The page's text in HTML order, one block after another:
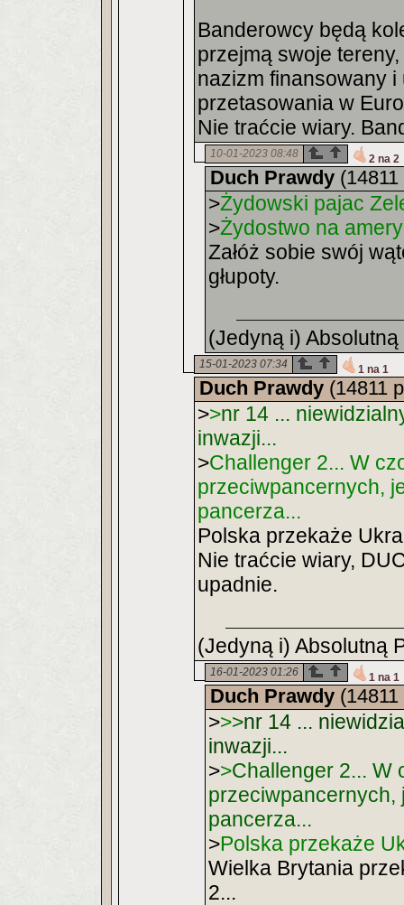
Banderowcy będą
przejmą swoje
nazizm finansowany
przetasowania w
Nie traćcie wiary.
10-01-2023 08:48 2 na 2
Duch Prawdy
>Żydowski pajac
>Żydostwo na
Załóż sobie swój
głupoty.
(Jedyną i)
15-01-2023 07:34 1 na 1
Duch Prawdy (14811
>>nr 14 ...
inwazji...
>Challenger 2... W
przeciwpancernych,
pancerza...
Polska przekaże
Nie traćcie wiary,
upadnie.
(Jedyną i) Absolutną
16-01-2023 01:26 1 na 1
Duch Prawdy
>>>nr 14 ...
inwazji...
>>Challenger 2... W
przeciwpancernych,
pancerza...
>Polska przekaże
Wielka Brytania
2...